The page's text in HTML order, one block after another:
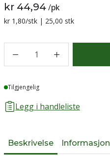
kr 44,94/pk
Sammenligning pris:
kr 1,80/stk | 25,00 stk
1
Lager
Tilgjengelig
Legg i handleliste
Beskrivelse Informasjon